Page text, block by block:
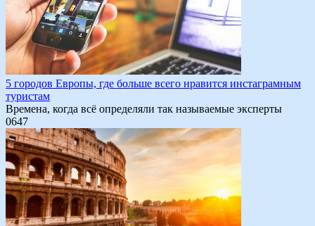
5 городов Европы, где больше всего нравится инстаграмным
туристам
Времена, когда всё определяли так называемые эксперты
0647